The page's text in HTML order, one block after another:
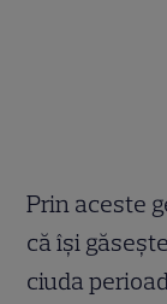
Prin aceste
că își
ciuda